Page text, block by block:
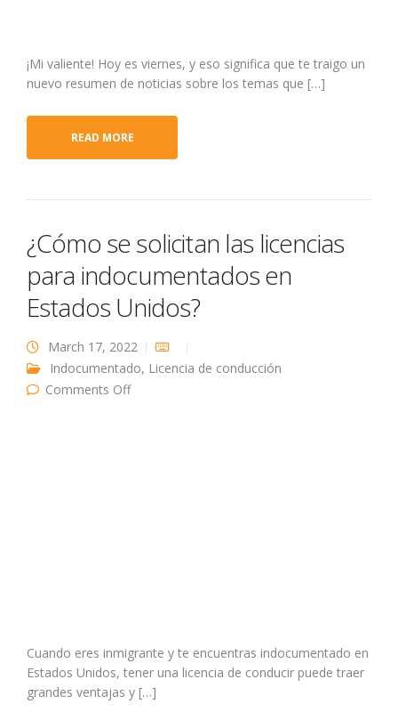
¡Mi valiente! Hoy es viernes, y eso significa que te traigo un
nuevo resumen de noticias sobre los temas que […]
READ MORE
¿Cómo se solicitan las licencias
para indocumentados en
Estados Unidos?
March 17, 2022
Indocumentado, Licencia de conducción
Comments Offon ¿Cómo se solicitan las licencias para
Cuando eres inmigrante y te encuentras indocumentado en
Estados Unidos, tener una licencia de conducir puede traer
grandes ventajas y […]